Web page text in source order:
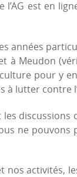
est en
années
à Meudon
pour y
à lutter
discussions
ne pouvons
nos activités,